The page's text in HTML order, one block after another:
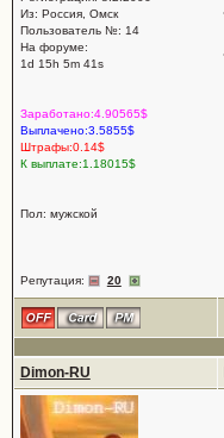
Из: Россия, Омск
Пользователь №: 14
На форуме:
1d 15h 5m 41s
Заработано:4.90565$
Выплачено:3.5855$
Штрафы:0.14$
К выплате:1.18015$
Пол: мужской
Репутация: 20
Dimon-RU